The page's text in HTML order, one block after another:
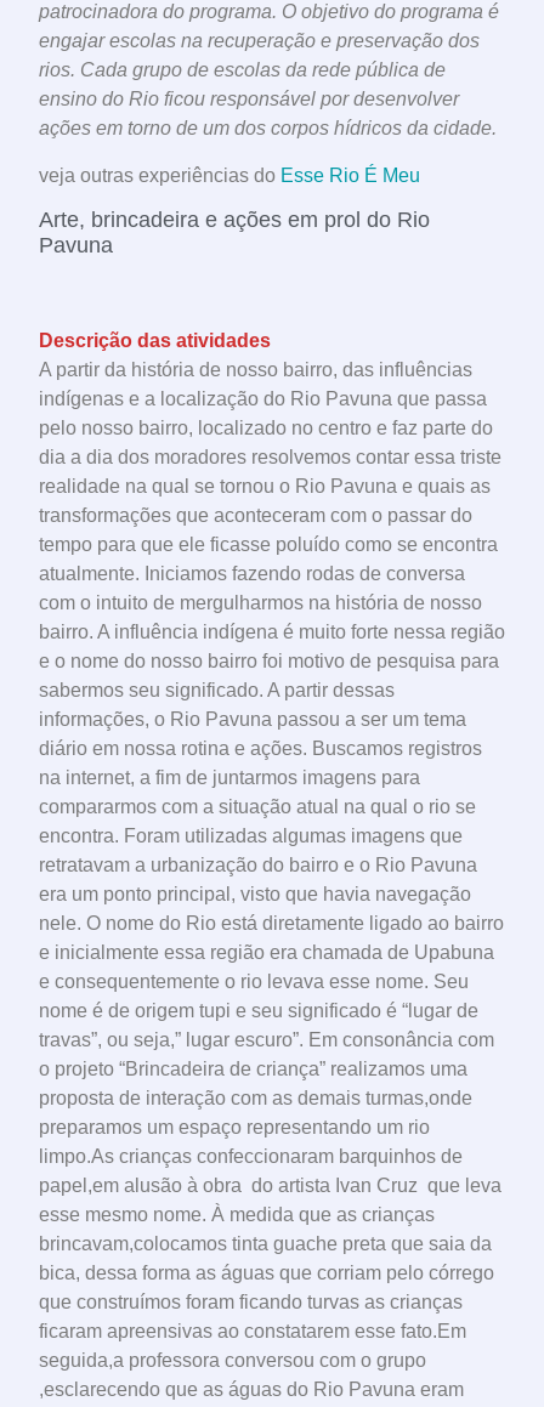
patrocinadora do programa. O objetivo do programa é
engajar escolas na recuperação e preservação dos
rios. Cada grupo de escolas da rede pública de
ensino do Rio ficou responsável por desenvolver
ações em torno de um dos corpos hídricos da cidade.
veja outras experiências do Esse Rio É Meu
Arte, brincadeira e ações em prol do Rio
Pavuna
Descrição das atividades
A partir da história de nosso bairro, das influências
indígenas e a localização do Rio Pavuna que passa
pelo nosso bairro, localizado no centro e faz parte do
dia a dia dos moradores resolvemos contar essa triste
realidade na qual se tornou o Rio Pavuna e quais as
transformações que aconteceram com o passar do
tempo para que ele ficasse poluído como se encontra
atualmente. Iniciamos fazendo rodas de conversa
com o intuito de mergulharmos na história de nosso
bairro. A influência indígena é muito forte nessa região
e o nome do nosso bairro foi motivo de pesquisa para
sabermos seu significado. A partir dessas
informações, o Rio Pavuna passou a ser um tema
diário em nossa rotina e ações. Buscamos registros
na internet, a fim de juntarmos imagens para
compararmos com a situação atual na qual o rio se
encontra. Foram utilizadas algumas imagens que
retratavam a urbanização do bairro e o Rio Pavuna
era um ponto principal, visto que havia navegação
nele. O nome do Rio está diretamente ligado ao bairro
e inicialmente essa região era chamada de Upabuna
e consequentemente o rio levava esse nome. Seu
nome é de origem tupi e seu significado é “lugar de
travas”, ou seja,” lugar escuro”. Em consonância com
o projeto “Brincadeira de criança” realizamos uma
proposta de interação com as demais turmas,onde
preparamos um espaço representando um rio
limpo.As crianças confeccionaram barquinhos de
papel,em alusão à obra do artista Ivan Cruz que leva
esse mesmo nome. À medida que as crianças
brincavam,colocamos tinta guache preta que saia da
bica, dessa forma as águas que corriam pelo córrego
que construímos foram ficando turvas as crianças
ficaram apreensivas ao constatarem esse fato.Em
seguida,a professora conversou com o grupo
,esclarecendo que as águas do Rio Pavuna eram